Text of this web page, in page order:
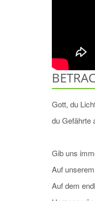
Gott, du
du Gefährte
Gib uns
Auf
Auf dem